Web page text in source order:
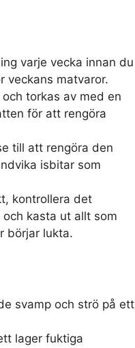
varje vecka innan du
veckans matvaror.
torkas av med en
för att rengöra
till att rengöra den
isbitar som
kontrollera det
kasta ut allt som
börjar lukta.
svamp och strö på ett
lager fuktiga